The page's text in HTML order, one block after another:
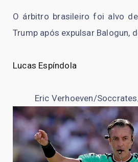
O árbitro brasileiro foi alvo
Trump após expulsar Balogun,
Lucas Espíndola
Eric Verhoeven/